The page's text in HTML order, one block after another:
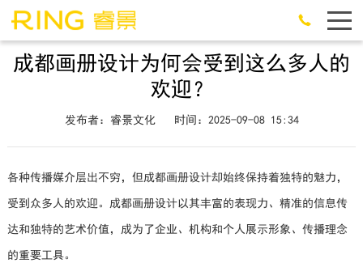
成都画册设计为何会受到这么多人的
欢迎？
发布者：睿景文化 时间：2025-09-08 15:34
各种传播媒介层出不穷，但成都画册设计却始终保持着独特的魅力，
受到众多人的欢迎。成都画册设计以其丰富的表现力、精准的信息传
达和独特的艺术价值，成为了企业、机构和个人展示形象、传播理念
的重要工具。